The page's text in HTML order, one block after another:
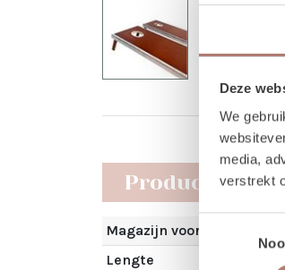
Deze
We
media,
verstrekt
Magazijn voorraad
Lengte